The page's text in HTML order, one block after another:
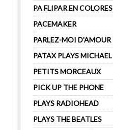
PA FLIPAR EN COLORES
PACEMAKER
PARLEZ-MOI D'AMOUR
PATAX PLAYS MICHAEL
PETITS MORCEAUX
PICK UP THE PHONE
PLAYS RADIOHEAD
PLAYS THE BEATLES